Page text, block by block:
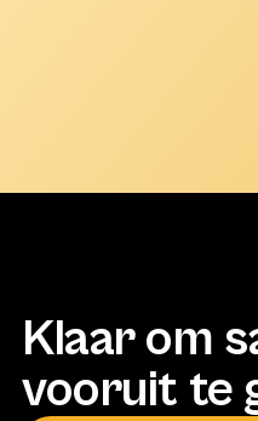
Klaar om
vooruit te